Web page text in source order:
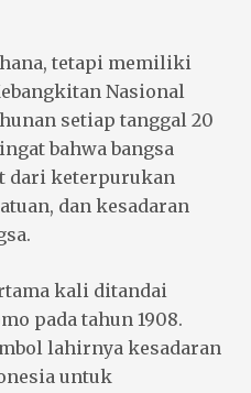
tetapi memiliki
Nasional
setiap tanggal 20
bahwa bangsa
dari keterpurukan
dan kesadaran
kali ditandai
pada tahun 1908.
lahirnya kesadaran
untuk